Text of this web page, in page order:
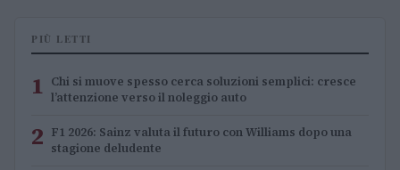
PIÙ LETTI
1 Chi si muove spesso cerca soluzioni semplici: cresce
l’attenzione verso il noleggio auto
2 F1 2026: Sainz valuta il futuro con Williams dopo una
stagione deludente